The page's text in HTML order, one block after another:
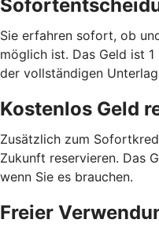
Sie erfahren sofort, ob
möglich ist. Das Geld ist
der vollständigen
Kostenlos Geld
Zusätzlich zum
Zukunft reservieren. Das
wenn Sie es brauchen.
Freier